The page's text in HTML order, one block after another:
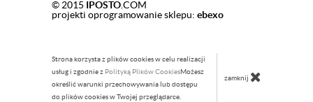
© 2015 IPOSTO.COM
projekti oprogramowanie sklepu: ebexo
Strona korzysta z plików cookies w celu realizacji
usług i zgodnie z Polityką Plików CookiesMożesz
określić warunki przechowywania lub dostępu
do plików cookies w Twojej przeglądarce.
zamknij